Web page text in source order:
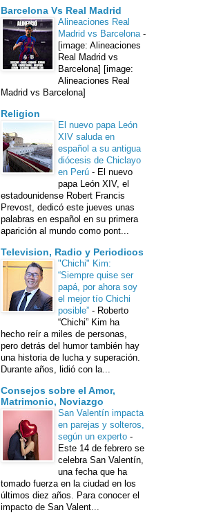
Barcelona Vs Real Madrid
Alineaciones Real
Madrid vs Barcelona -
[image: Alineaciones
Real Madrid vs
Barcelona] [image:
Alineaciones Real
Madrid vs Barcelona]
Religion
El nuevo papa León
XIV saluda en
español a su antigua
diócesis de Chiclayo
en Perú - El nuevo
papa León XIV, el
estadounidense Robert Francis
Prevost, dedicó este jueves unas
palabras en español en su primera
aparición al mundo como pont...
Television, Radio y Periodicos
"Chichi" Kim:
“Siempre quise ser
papá, por ahora soy
el mejor tío Chichi
posible” - Roberto
“Chichi” Kim ha
hecho reír a miles de personas,
pero detrás del humor también hay
una historia de lucha y superación.
Durante años, lidió con la...
Consejos sobre el Amor,
Matrimonio, Noviazgo
San Valentín impacta
en parejas y solteros,
según un experto -
Este 14 de febrero se
celebra San Valentín,
una fecha que ha
tomado fuerza en la ciudad en los
últimos diez años. Para conocer el
impacto de San Valent...